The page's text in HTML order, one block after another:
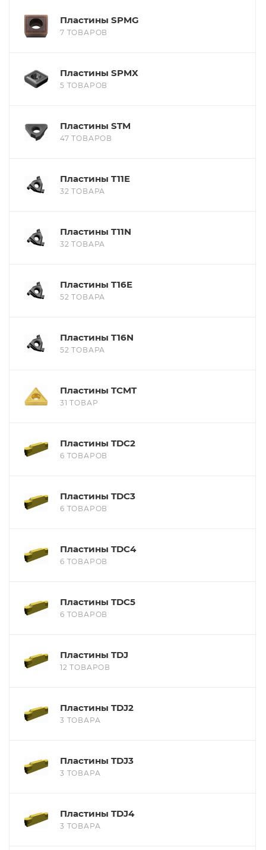
Пластины SPMG
7 ТОВАРОВ
Пластины SPMX
5 ТОВАРОВ
Пластины STM
47 ТОВАРОВ
Пластины T11E
32 ТОВАРА
Пластины T11N
32 ТОВАРА
Пластины T16E
52 ТОВАРА
Пластины T16N
52 ТОВАРА
Пластины TCMT
31 ТОВАР
Пластины TDC2
6 ТОВАРОВ
Пластины TDC3
6 ТОВАРОВ
Пластины TDC4
6 ТОВАРОВ
Пластины TDC5
6 ТОВАРОВ
Пластины TDJ
12 ТОВАРОВ
Пластины TDJ2
3 ТОВАРА
Пластины TDJ3
3 ТОВАРА
Пластины TDJ4
3 ТОВАРА